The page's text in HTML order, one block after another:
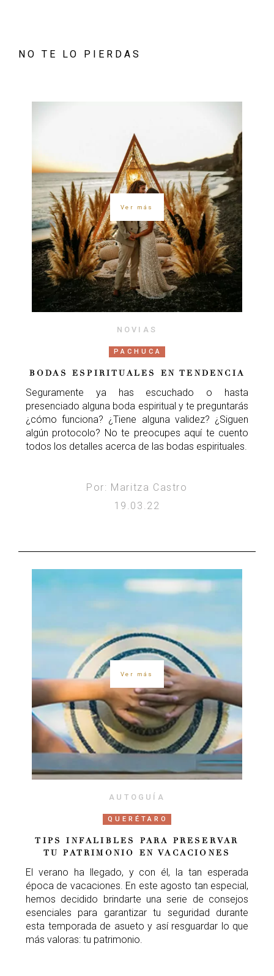
NO TE LO PIERDAS
Ver más
NOVIAS
PACHUCA
BODAS ESPIRITUALES EN TENDENCIA
Seguramente ya has escuchado o hasta
presenciado alguna boda espiritual y te preguntarás
¿cómo funciona? ¿Tiene alguna validez? ¿Siguen
algún protocolo? No te preocupes aquí te cuento
todos los detalles acerca de las bodas espirituales.
Por: Maritza Castro
19.03.22
Ver más
AUTOGUÍA
QUERÉTARO
TIPS INFALIBLES PARA PRESERVAR
TU PATRIMONIO EN VACACIONES
El verano ha llegado, y con él, la tan esperada
época de vacaciones. En este agosto tan especial,
hemos decidido brindarte una serie de consejos
esenciales para garantizar tu seguridad durante
esta temporada de asueto y así resguardar lo que
más valoras: tu patrimonio.